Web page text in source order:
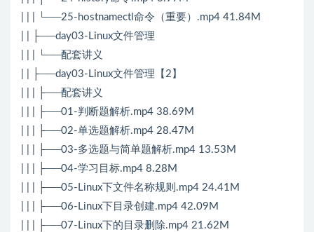
| | | └──25-hostnamectl命令（重要）.mp4 41.84M
| | ├──day03-Linux文件管理
| | | └──配套讲义
| | ├──day03-Linux文件管理【2】
| | | ├──配套讲义
| | | ├──01-判断题解析.mp4 38.69M
| | | ├──02-单选题解析.mp4 28.47M
| | | ├──03-多选题与简单题解析.mp4 13.53M
| | | ├──04-学习目标.mp4 8.28M
| | | ├──05-Linux下文件名称规则.mp4 24.41M
| | | ├──06-Linux下目录创建.mp4 42.09M
| | | ├──07-Linux下的目录删除.mp4 21.62M